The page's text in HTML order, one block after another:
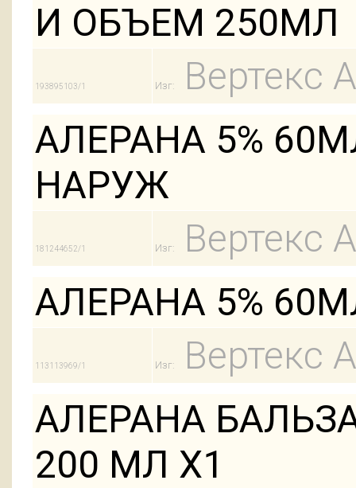
И ОБЪЕМ 250МЛ
193895103/1 Изг:
Вертекс
АЛЕРАНА 5%
НАРУЖ
181244652/1 Изг:
Вертекс
АЛЕРАНА 5%
113113969/1 Изг:
Вертекс
АЛЕРАНА
200 МЛ Х1